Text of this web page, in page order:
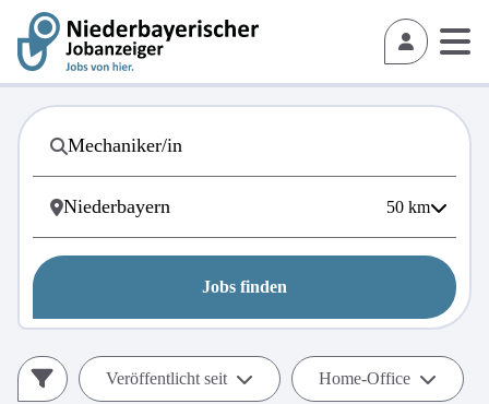
50 km
Jobs finden
Veröffentlicht seit Home-Office